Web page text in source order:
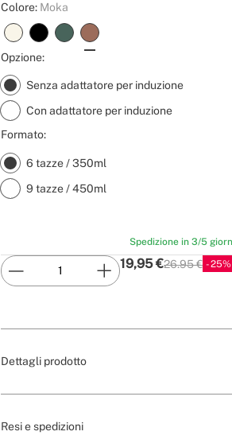
Colore: Moka
Opzione:
Senza adattatore per induzione
Con adattatore per induzione
Formato:
6 tazze / 350ml
9 tazze / 450ml
Spedizione in 3/5
19,95 €P.V.P
26.95 € 25
Dettagli prodotto
Resi e spedizioni